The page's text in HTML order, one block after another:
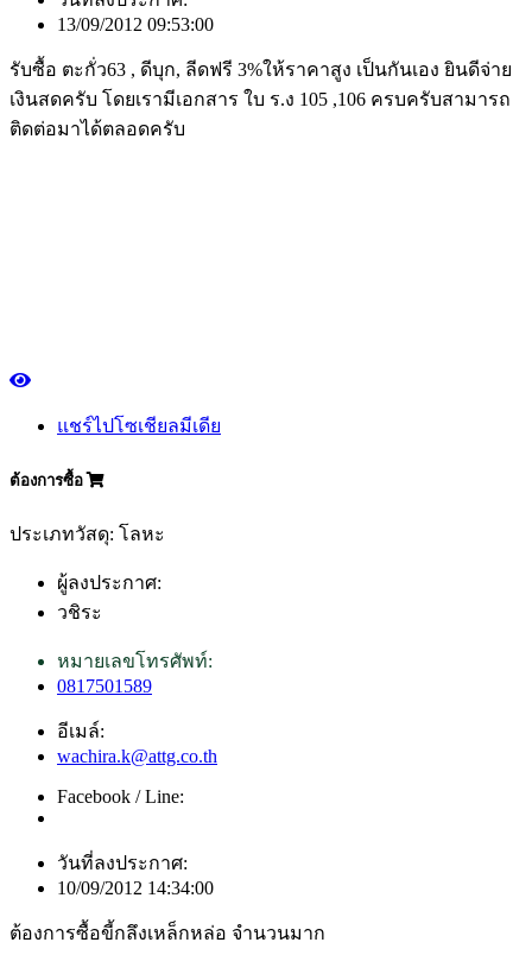
13/09/2012 09:53:00
รับซื้อ ตะกั่ว63 , ดีบุก, ลีดฟรี 3%ให้ราคาสูง เป็นกันเอง ยินดีจ่าย
เงินสดครับ โดยเรามีเอกสาร ใบ ร.ง 105 ,106 ครบครับสามารถ
ติดต่อมาได้ตลอดครับ
แชร์ไปโซเชียลมีเดีย
ต้องการซื้อ
ประเภทวัสดุ: โลหะ
ผู้ลงประกาศ:
วชิระ
หมายเลขโทรศัพท์:
0817501589
อีเมล์:
wachira.k@attg.co.th
Facebook / Line:
วันที่ลงประกาศ:
10/09/2012 14:34:00
ต้องการซื้อขี้กลึงเหล็กหล่อ จำนวนมาก